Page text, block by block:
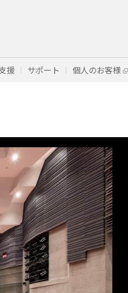
援 サポート 個人のお客様